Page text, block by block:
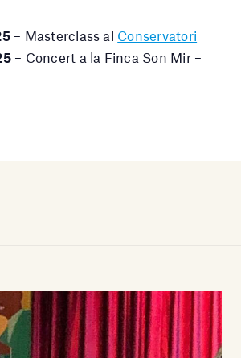
– Masterclass al Conservatori
– Concert a la Finca Son Mir –